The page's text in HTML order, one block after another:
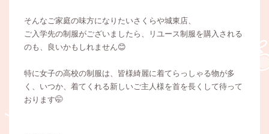
そんなご家庭の味方になりたいさくらや城東店、
ご入学先の制服がございましたら、リユース制服を購入される
のも、良いかもしれません😊
特に女子の高校の制服は、皆様綺麗に着てらっしゃる物が多
く、いつか、着てくれる新しいご主人様を首を長くして待って
おります🤭